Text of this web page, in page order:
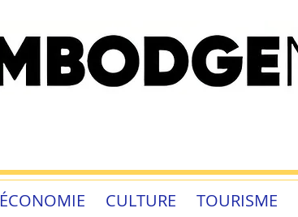
ÉCONOMIE CULTURE TOURISME